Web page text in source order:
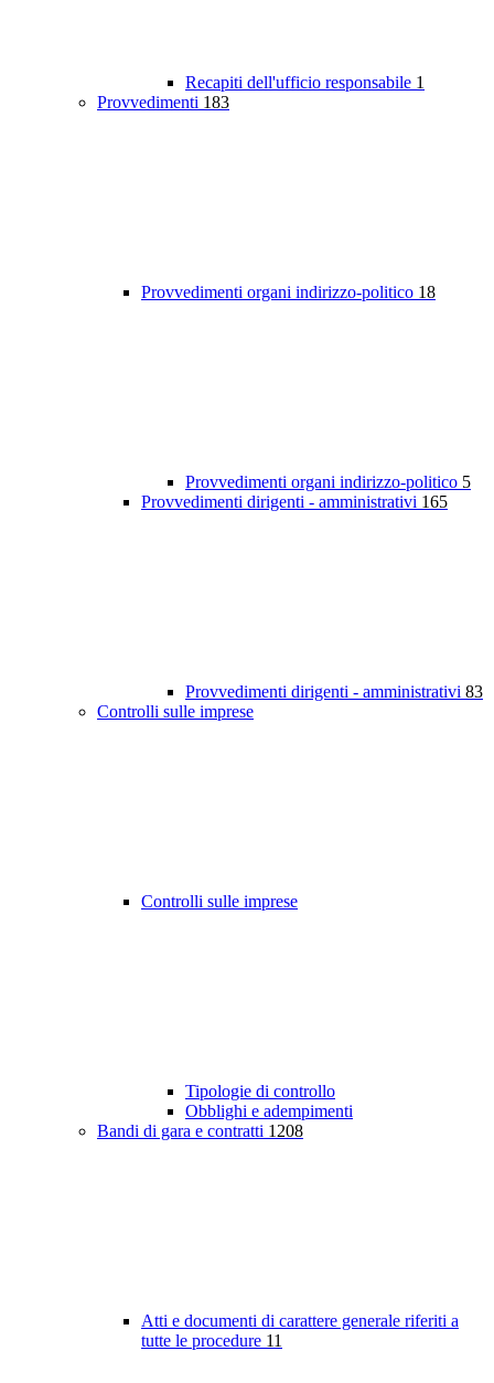
Recapiti dell'ufficio responsabile 1
Provvedimenti 183
Provvedimenti organi indirizzo-politico 18
Provvedimenti organi indirizzo-politico 5
Provvedimenti dirigenti - amministrativi 165
Provvedimenti dirigenti - amministrativi 83
Controlli sulle imprese
Controlli sulle imprese
Tipologie di controllo
Obblighi e adempimenti
Bandi di gara e contratti 1208
Atti e documenti di carattere generale riferiti a
tutte le procedure 11